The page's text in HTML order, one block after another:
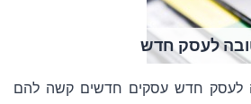
לעסק חדש עסקים חדשים קשה להם